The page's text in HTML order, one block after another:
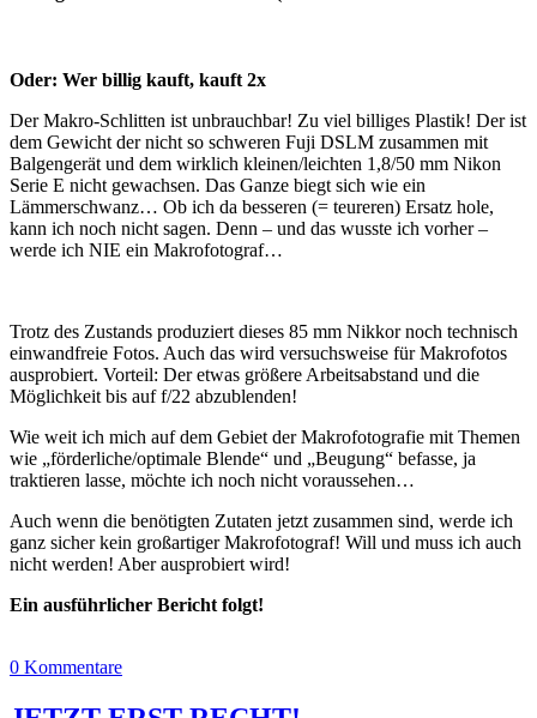
Oder: Wer billig kauft, kauft 2x
Der Makro-Schlitten ist unbrauchbar! Zu viel billiges Plastik! Der ist
dem Gewicht der nicht so schweren Fuji DSLM zusammen mit
Balgengerät und dem wirklich kleinen/leichten 1,8/50 mm Nikon
Serie E nicht gewachsen. Das Ganze biegt sich wie ein
Lämmerschwanz… Ob ich da besseren (= teureren) Ersatz hole,
kann ich noch nicht sagen. Denn – und das wusste ich vorher –
werde ich NIE ein Makrofotograf…
Trotz des Zustands produziert dieses 85 mm Nikkor noch technisch
einwandfreie Fotos. Auch das wird versuchsweise für Makrofotos
ausprobiert. Vorteil: Der etwas größere Arbeitsabstand und die
Möglichkeit bis auf f/22 abzublenden!
Wie weit ich mich auf dem Gebiet der Makrofotografie mit Themen
wie „förderliche/optimale Blende“ und „Beugung“ befasse, ja
traktieren lasse, möchte ich noch nicht voraussehen…
Auch wenn die benötigten Zutaten jetzt zusammen sind, werde ich
ganz sicher kein großartiger Makrofotograf! Will und muss ich auch
nicht werden! Aber ausprobiert wird!
Ein ausführlicher Bericht folgt!
0 Kommentare